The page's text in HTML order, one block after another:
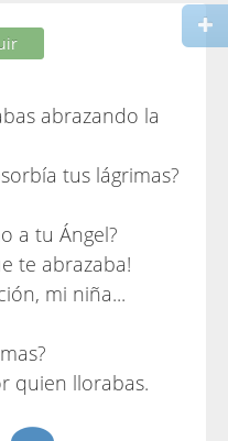
abrazando la
tus lágrimas?
a tu Ángel?
te abrazaba!
mi niña...
quien llorabas.